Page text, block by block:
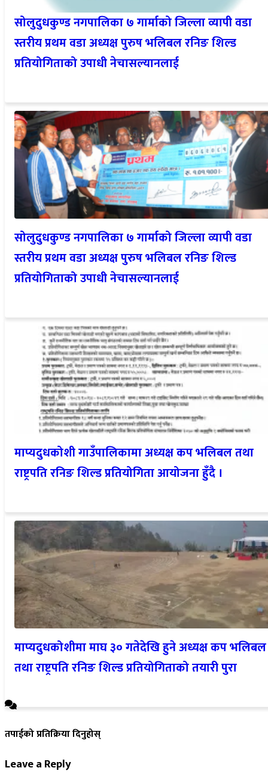
सोलुदुधकुण्ड नगपालिका ७ गार्माको जिल्ला व्यापी वडा
स्तरीय प्रथम वडा अध्यक्ष पुरुष भलिबल रनिङ शिल्ड
प्रतियोगिताको उपाधी नेचासल्यानलाई
सोलुदुधकुण्ड नगपालिका ७ गार्माको जिल्ला व्यापी वडा
स्तरीय प्रथम वडा अध्यक्ष पुरुष भलिबल रनिङ शिल्ड
प्रतियोगिताको उपाधी नेचासल्यानलाई
माप्यदुधकोशी गाउँपालिकामा अध्यक्ष कप भलिबल तथा
राष्ट्रपति रनिङ शिल्ड प्रतियोगिता आयोजना हुँदै ।
माप्यदुधकोशीमा माघ ३० गतेदेखि हुने अध्यक्ष कप भलिबल
तथा राष्ट्रपति रनिङ शिल्ड प्रतियोगिताको तयारी पुरा
तपाईको प्रतिक्रिया दिनुहोस्
Leave a Reply